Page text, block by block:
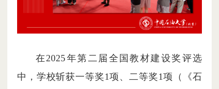
在2025年第二届全国教材建设奖评选
中，学校斩获一等奖1项、二等奖1项（《石